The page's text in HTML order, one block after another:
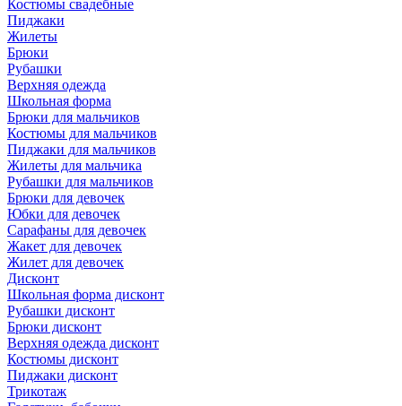
Костюмы свадебные
Пиджаки
Жилеты
Брюки
Рубашки
Верхняя одежда
Школьная форма
Брюки для мальчиков
Костюмы для мальчиков
Пиджаки для мальчиков
Жилеты для мальчика
Рубашки для мальчиков
Брюки для девочек
Юбки для девочек
Сарафаны для девочек
Жакет для девочек
Жилет для девочек
Дисконт
Школьная форма дисконт
Рубашки дисконт
Брюки дисконт
Верхняя одежда дисконт
Костюмы дисконт
Пиджаки дисконт
Трикотаж